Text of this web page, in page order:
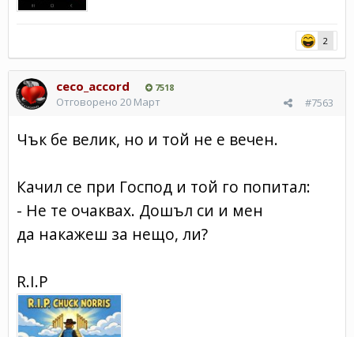
2
ceco_accord 7518
#7563
Отговорено 20 Март
Чък бе велик, но и той не е вечен.
Качил се при Господ и той го попитал:
- Не те очаквах. Дошъл си и мен
да накажеш за нещо, ли?
R.I.P